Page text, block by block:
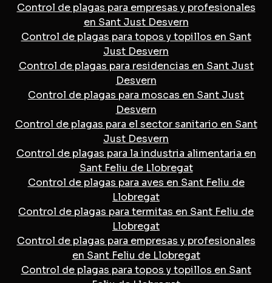
Control de plagas para empresas y profesionales
en Sant Just Desvern
Control de plagas para topos y topillos en Sant
Just Desvern
Control de plagas para residencias en Sant Just
Desvern
Control de plagas para moscas en Sant Just
Desvern
Control de plagas para el sector sanitario en Sant
Just Desvern
Control de plagas para la industria alimentaria en
Sant Feliu de Llobregat
Control de plagas para aves en Sant Feliu de
Llobregat
Control de plagas para termitas en Sant Feliu de
Llobregat
Control de plagas para empresas y profesionales
en Sant Feliu de Llobregat
Control de plagas para topos y topillos en Sant